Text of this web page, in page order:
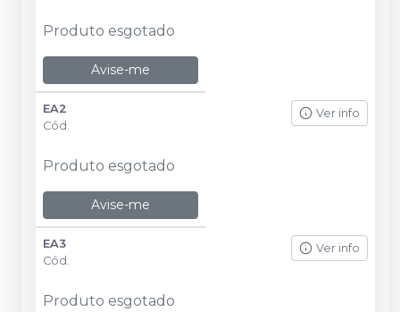
Produto esgotado
Avise-me
EA2
Cód.
Ver info
Produto esgotado
Avise-me
EA3
Cód.
Ver info
Produto esgotado